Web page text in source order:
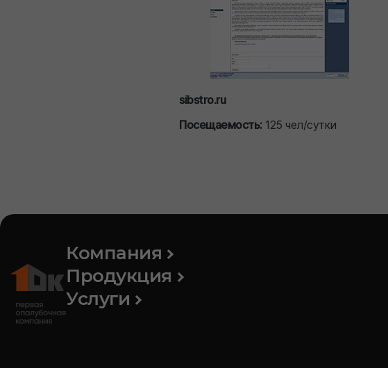
sibstro.ru
Посещаемость:125 чел/сутки
Компания
Продукция
Услуги